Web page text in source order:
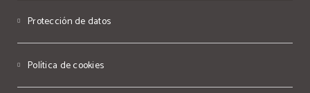
Protección de datos
Política de cookies